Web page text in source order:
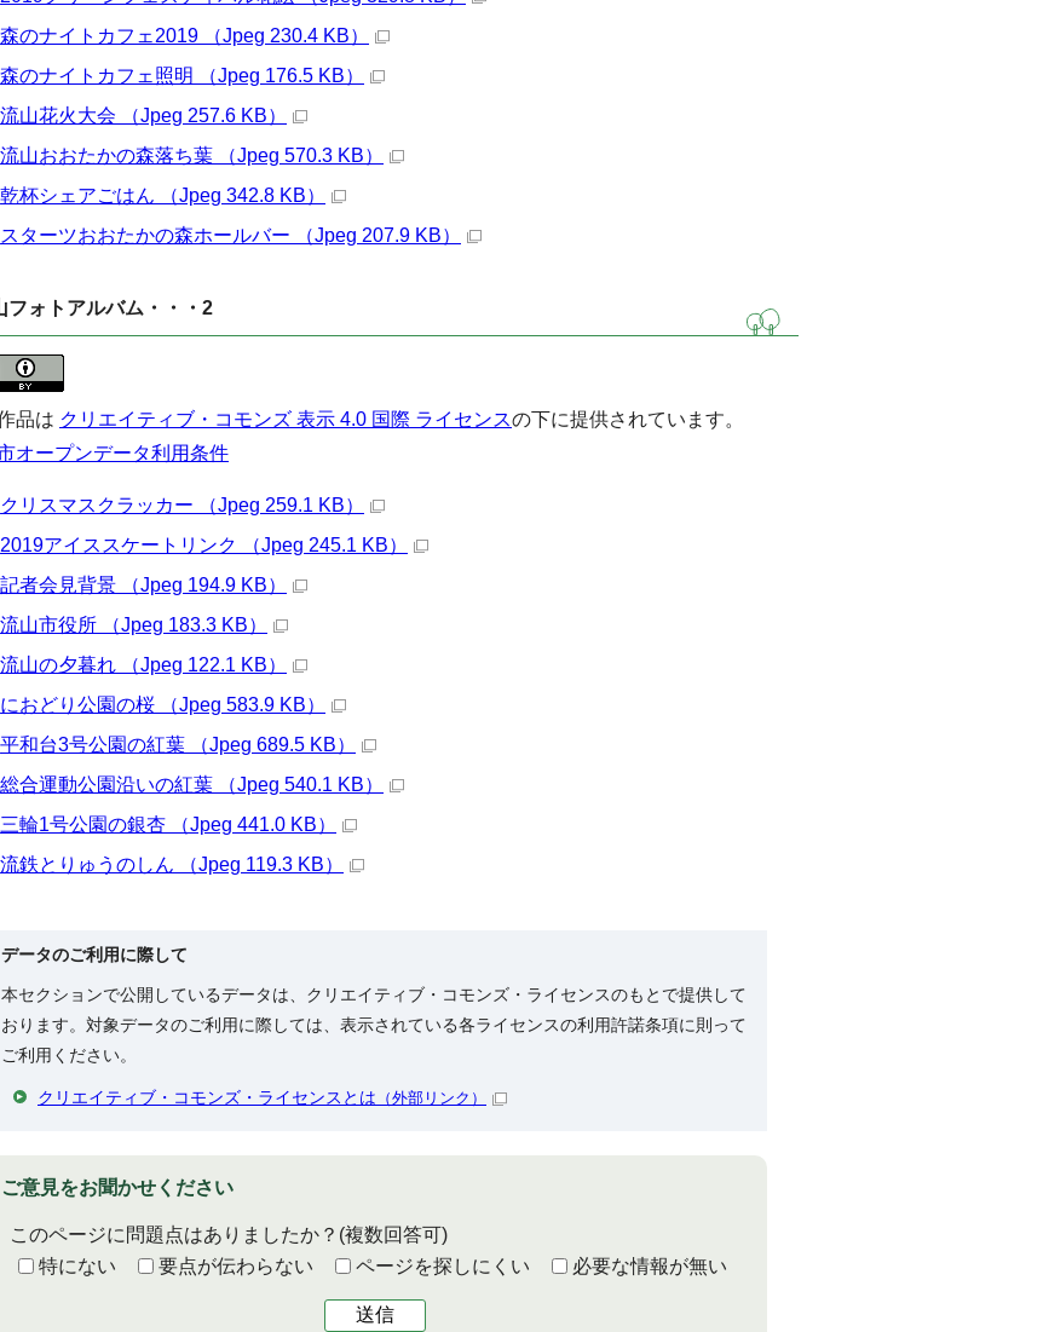
森のナイトカフェ2019 （Jpeg 230.4 KB）
森のナイトカフェ照明 （Jpeg 176.5 KB）
流山花火大会 （Jpeg 257.6 KB）
流山おおたかの森落ち葉 （Jpeg 570.3 KB）
乾杯シェアごはん （Jpeg 342.8 KB）
スターツおおたかの森ホールバー （Jpeg 207.9 KB）
フォトアルバム・・・2
品は クリエイティブ・コモンズ 表示 4.0 国際 ライセンスの下に提供されています。
オープンデータ利用条件
クリスマスクラッカー （Jpeg 259.1 KB）
2019アイススケートリンク （Jpeg 245.1 KB）
記者会見背景 （Jpeg 194.9 KB）
流山市役所 （Jpeg 183.3 KB）
流山の夕暮れ （Jpeg 122.1 KB）
におどり公園の桜 （Jpeg 583.9 KB）
平和台3号公園の紅葉 （Jpeg 689.5 KB）
総合運動公園沿いの紅葉 （Jpeg 540.1 KB）
三輪1号公園の銀杏 （Jpeg 441.0 KB）
流鉄とりゅうのしん （Jpeg 119.3 KB）
データのご利用に際して
本セクションで公開しているデータは、クリエイティブ・コモンズ・ライセンスのもとで提供して
おります。対象データのご利用に際しては、表示されている各ライセンスの利用許諾条項に則って
ご利用ください。
クリエイティブ・コモンズ・ライセンスとは （外部リンク）
ご意見をお聞かせください
このページに問題点はありましたか？ (複数回答可)
特にない
要点が伝わらない ページを探しにくい 必要な情報が無い
送信